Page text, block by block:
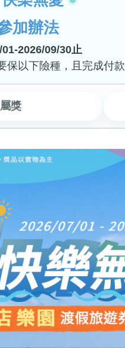
加辦法
2026/09/30止
以下險種，且完成付
獎